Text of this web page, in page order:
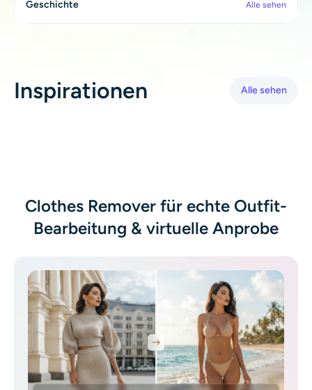
KI neu einfärben
Hochformat-Werkzeuge
KI-Baby
Headshot-Generator Pro
KI-Headshot-Generator
Passfoto-Ersteller
Geschichte Alle sehen
Inspirationen Alle sehen
Clothes Remover für echte Outfit-
Bearbeitung & virtuelle Anprobe